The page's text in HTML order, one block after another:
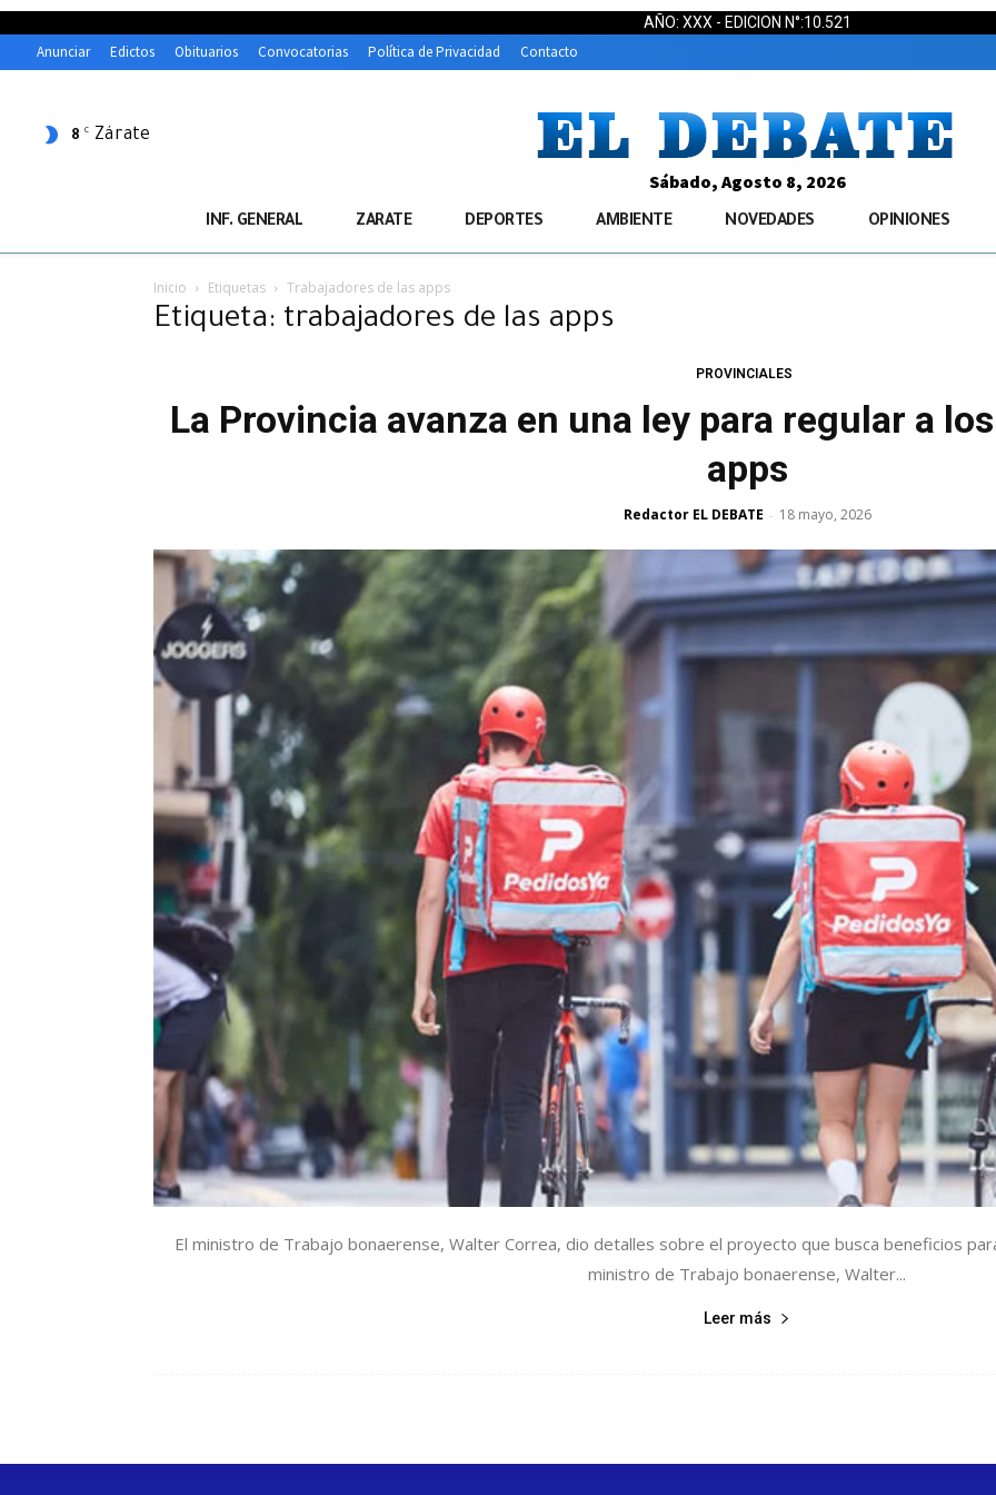
AÑO: XXX - EDICION N°:10.521
Anunciar Edictos Obituarios Convocatorias Política de Privacidad Contacto
8 C Zárate
Sábado, Agosto 8, 2026
INF. GENERAL ZARATE DEPORTES AMBIENTE NOVEDADES OPINIONES
Inicio Etiquetas Trabajadores de las apps
Etiqueta: trabajadores de las apps
PROVINCIALES
La Provincia avanza en una ley para regular a
apps
Redactor EL DEBATE - 18 mayo, 2026
El ministro de Trabajo bonaerense, Walter Correa, dio detalles sobre el proyecto que busca beneficios
ministro de Trabajo bonaerense, Walter...
Leer más